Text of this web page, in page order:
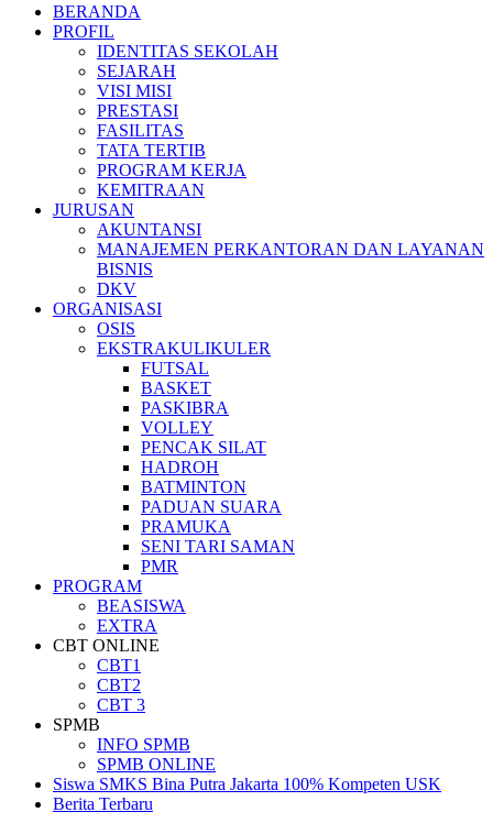
BERANDA
PROFIL
IDENTITAS SEKOLAH
SEJARAH
VISI MISI
PRESTASI
FASILITAS
TATA TERTIB
PROGRAM KERJA
KEMITRAAN
JURUSAN
AKUNTANSI
MANAJEMEN PERKANTORAN DAN LAYANAN
BISNIS
DKV
ORGANISASI
OSIS
EKSTRAKULIKULER
FUTSAL
BASKET
PASKIBRA
VOLLEY
PENCAK SILAT
HADROH
BATMINTON
PADUAN SUARA
PRAMUKA
SENI TARI SAMAN
PMR
PROGRAM
BEASISWA
EXTRA
CBT ONLINE
CBT1
CBT2
CBT 3
SPMB
INFO SPMB
SPMB ONLINE
Siswa SMKS Bina Putra Jakarta 100% Kompeten USK
Berita Terbaru